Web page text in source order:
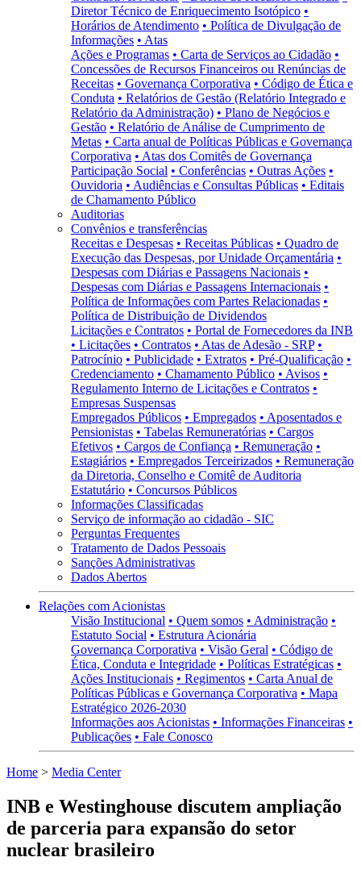
Diretor Técnico de Enriquecimento Isotópico •
Horários de Atendimento • Política de Divulgação de
Informações • Atas
Ações e Programas • Carta de Serviços ao Cidadão •
Concessões de Recursos Financeiros ou Renúncias de
Receitas • Governança Corporativa • Código de Ética e
Conduta • Relatórios de Gestão (Relatório Integrado e
Relatório da Administração) • Plano de Negócios e
Gestão • Relatório de Análise de Cumprimento de
Metas • Carta anual de Políticas Públicas e Governança
Corporativa • Atas dos Comitês de Governança
Participação Social • Conferências • Outras Ações •
Ouvidoria • Audiências e Consultas Públicas • Editais
de Chamamento Público
Auditorias
Convênios e transferências
Receitas e Despesas • Receitas Públicas • Quadro de
Execução das Despesas, por Unidade Orçamentária •
Despesas com Diárias e Passagens Nacionais •
Despesas com Diárias e Passagens Internacionais •
Política de Informações com Partes Relacionadas •
Política de Distribuição de Dividendos
Licitações e Contratos • Portal de Fornecedores da INB
• Licitações • Contratos • Atas de Adesão - SRP •
Patrocínio • Publicidade • Extratos • Pré-Qualificação •
Credenciamento • Chamamento Público • Avisos •
Regulamento Interno de Licitações e Contratos •
Empresas Suspensas
Empregados Públicos • Empregados • Aposentados e
Pensionistas • Tabelas Remuneratórias • Cargos
Efetivos • Cargos de Confiança • Remuneração •
Estagiários • Empregados Terceirizados • Remuneração
da Diretoria, Conselho e Comitê de Auditoria
Estatutário • Concursos Públicos
Informações Classificadas
Serviço de informação ao cidadão - SIC
Perguntas Frequentes
Tratamento de Dados Pessoais
Sanções Administrativas
Dados Abertos
Relações com Acionistas
Visão Institucional • Quem somos • Administração •
Estatuto Social • Estrutura Acionária
Governança Corporativa • Visão Geral • Código de
Ética, Conduta e Integridade • Políticas Estratégicas •
Ações Institucionais • Regimentos • Carta Anual de
Políticas Públicas e Governança Corporativa • Mapa
Estratégico 2026-2030
Informações aos Acionistas • Informações Financeiras •
Publicações • Fale Conosco
Home > Media Center
INB e Westinghouse discutem ampliação
de parceria para expansão do setor
nuclear brasileiro